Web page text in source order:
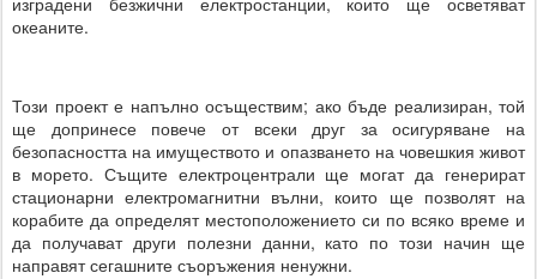
океаните.
Този проект е напълно осъществим; ако бъде реализиран, той
ще допринесе повече от всеки друг за осигуряване на
безопасността на имуществото и опазването на човешкия живот
в морето. Същите електроцентрали ще могат да генерират
стационарни електромагнитни вълни, които ще позволят на
корабите да определят местоположението си по всяко време и
да получават други полезни данни, като по този начин ще
направят сегашните съоръжения ненужни.